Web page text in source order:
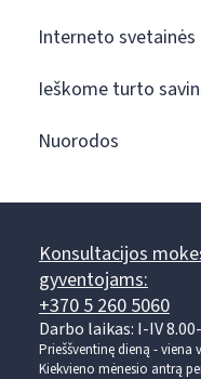
Interneto
Ieškome turto
Nuorodos
Konsultacijos
gyventojams:
+370 5 260 5060
Darbo laikas: I-IV
Prieššventinę dieną - viena
Kiekvieno mėnesio antrą